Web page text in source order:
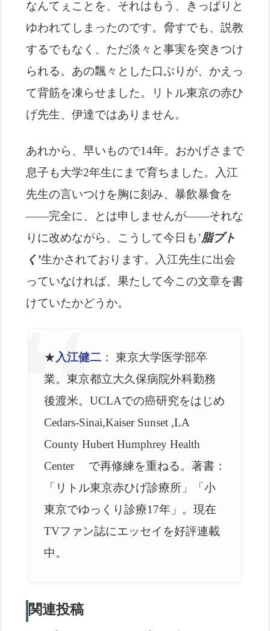
なんてぇことを、それはもう、きっぱりと
ゆわれてしまったのです。脅すでも、説教
するでもなく、ただ淡々と事実を突きつけ
られる。あの飄々とした口ぶりが、かえっ
て背筋を凍らせました。リトル東京の赤ひ
げ先生、伊達ではありません。
あれから、早いもので14年。おかげさまで
息子も大学2年生にまで育ちました。入江
先生の言いつけを胸に刻み、暴飲暴食を
——完全に、とは申しませんが——それな
りに改めながら、こうして今日も’脂ブト
く’生かされております。入江先生に出会
っていなければ、果たして今この文章を書
けていたかどうか。
★入江健二 ： 東京大学医学部卒
業。東京都立大久保病院外科勤務
後渡米。UCLAでの癌研究をはじめ
Cedars-Sinai,Kaiser Sunset ,LA
County Hubert Humphrey Health
Center で再修練を重ねる。著書：
「リトル東京赤ひげ診療所」「小
東京でゆっくり診療17年」。現在
TVファン誌にエッセイを好評連載
中。
関連投稿